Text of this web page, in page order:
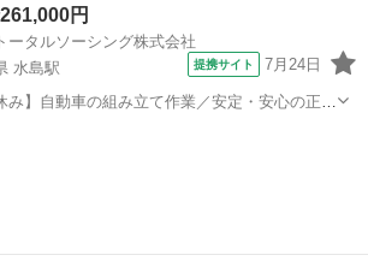
円
ータルソーシング株式会社
水島駅
提携サイト 7月24日
み】自動車の組み立て作業／安定・安心の正社